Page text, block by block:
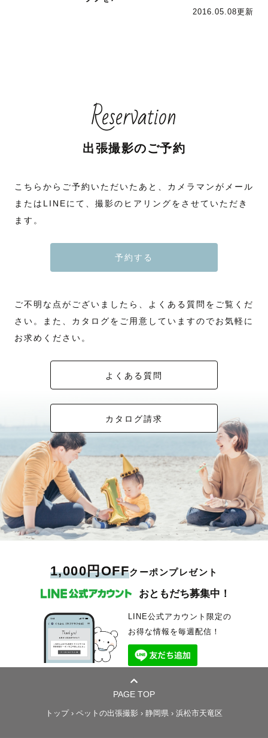
2016.05.08更新
Reservation
出張撮影のご予約
こちらからご予約いただいたあと、カメラマンがメール
またはLINEにて、撮影のヒアリングをさせていただき
ます。
予約する
ご不明な点がございましたら、よくある質問をご覧くだ
さい。また、カタログをご用意していますのでお気軽に
お求めください。
よくある質問
カタログ請求
1,000円OFFクーポンプレゼント
おともだち募集中！
LINE公式アカウント限定の
お得な情報を毎週配信！
PAGE TOP
トップ › ペットの出張撮影 › 静岡県 › 浜松市天竜区